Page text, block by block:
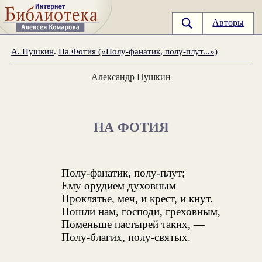
Авторы
А. Пушкин.На Фотия («Полу-фанатик, полу-плут...»)
Александр Пушкин
НА ФОТИЯ
Полу-фанатик, полу-плут;
Ему орудием духовным
Проклятье, меч, и крест, и кнут.
Пошли нам, господи, греховным,
Поменьше пастырей таких, —
Полу-благих, полу-святых.